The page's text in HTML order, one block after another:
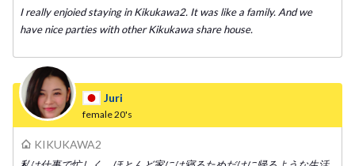
I really enjoied staying in Kikukawa2. It was like a family. And we
have nice parties with other Kikukawa share house.
Juri
female20's
KIKUKAWA2